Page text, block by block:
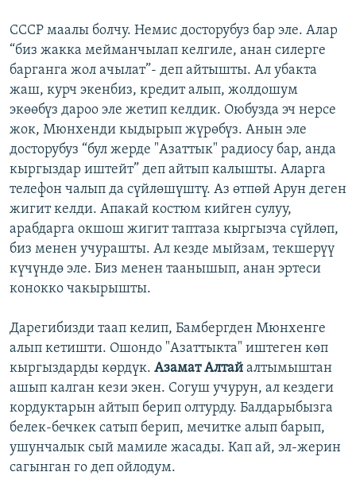
СССР маалы болчу. Немис досторубуз бар эле. Алар
“биз жакка мейманчылап келгиле, анан силерге
барганга жол ачылат”- деп айтышты. Ал убакта
жаш, курч экенбиз, кредит алып, жолдошум
экөөбүз дароо эле жетип келдик. Оюбузда эч нерсе
жок, Мюнхенди кыдырып жүрөбүз. Анын эле
досторубуз “бул жерде "Азаттык" радиосу бар, анда
кыргыздар иштейт” деп айтып калышты. Аларга
телефон чалып да сүйлөшүштү. Аз өтпөй Арун деген
жигит келди. Апакай костюм кийген сулуу,
арабдарга окшош жигит таптаза кыргызча сүйлөп,
биз менен учурашты. Ал кезде мыйзам, текшерүү
күчүндө эле. Биз менен таанышып, анан эртеси
конокко чакырышты.
Дарегибизди таап келип, Бамбергден Мюнхенге
алып кетишти. Ошондо "Азаттыкта" иштеген көп
кыргыздарды көрдүк. Азамат Алтай алтымыштан
ашып калган кези экен. Согуш учурун, ал кездеги
кордуктарын айтып берип олтурду. Балдарыбызга
белек-бечкек сатып берип, мечитке алып барып,
ушунчалык сый мамиле жасады. Кап ай, эл-жерин
сагынган го деп ойлодум.